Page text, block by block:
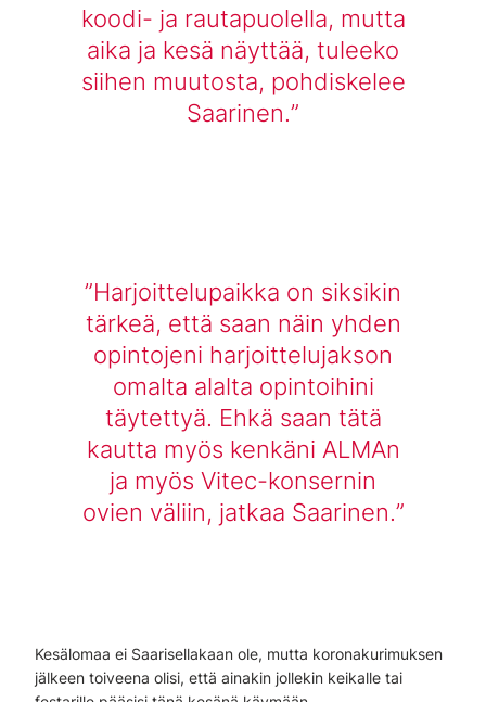
koodi- ja rautapuolella, mutta
aika ja kesä näyttää, tuleeko
siihen muutosta, pohdiskelee
Saarinen.
Harjoittelupaikka on siksikin
tärkeä, että saan näin yhden
opintojeni harjoittelujakson
omalta alalta opintoihini
täytettyä. Ehkä saan tätä
kautta myös kenkäni ALMAn
ja myös Vitec-konsernin
ovien väliin, jatkaa Saarinen.
Kesälomaa ei Saarisellakaan ole, mutta koronakurimuksen
jälkeen toiveena olisi, että ainakin jollekin keikalle tai